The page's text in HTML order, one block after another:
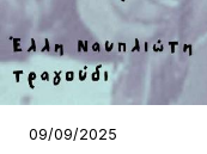
09/09/2025